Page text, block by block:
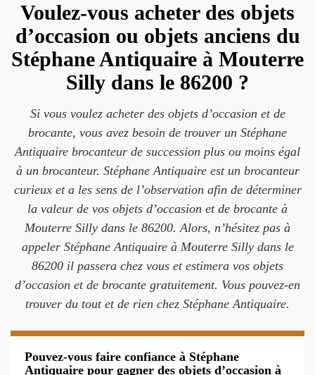
Voulez-vous acheter des objets
d’occasion ou objets anciens du
Stéphane Antiquaire à Mouterre
Silly dans le 86200 ?
Si vous voulez acheter des objets d’occasion et de
brocante, vous avez besoin de trouver un Stéphane
Antiquaire brocanteur de succession plus ou moins égal
à un brocanteur. Stéphane Antiquaire est un brocanteur
curieux et a les sens de l’observation afin de déterminer
la valeur de vos objets d’occasion et de brocante à
Mouterre Silly dans le 86200. Alors, n’hésitez pas à
appeler Stéphane Antiquaire à Mouterre Silly dans le
86200 il passera chez vous et estimera vos objets
d’occasion et de brocante gratuitement. Vous pouvez-en
trouver du tout et de rien chez Stéphane Antiquaire.
Pouvez-vous faire confiance à Stéphane
Antiquaire pour gagner des objets d’occasion à